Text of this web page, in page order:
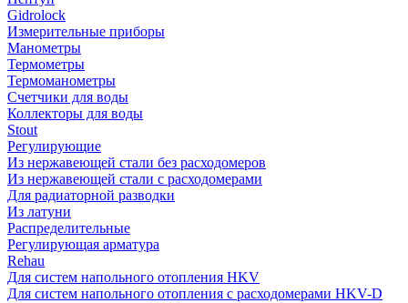
Gidrolock
Измерительные приборы
Манометры
Термометры
Термоманометры
Счетчики для воды
Коллекторы для воды
Stout
Регулирующие
Из нержавеющей стали без расходомеров
Из нержавеющей стали с расходомерами
Для радиаторной разводки
Из латуни
Распределительные
Регулирующая арматура
Rehau
Для систем напольного отопления HKV
Для систем напольного отопления с расходомерами HKV-D